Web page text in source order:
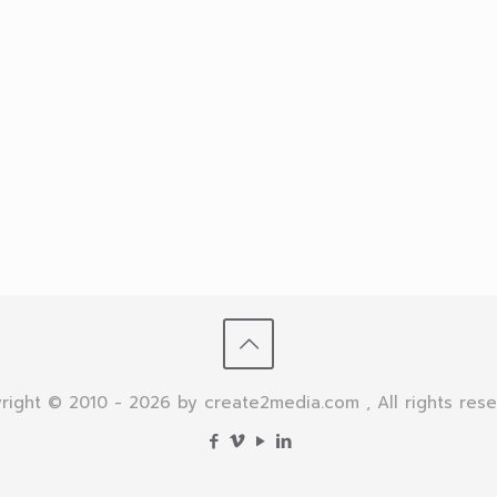
© 2010 - 2026 by create2media.com , All rights